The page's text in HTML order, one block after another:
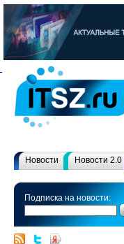
Новости Новости 2.0
Подписка на новости: